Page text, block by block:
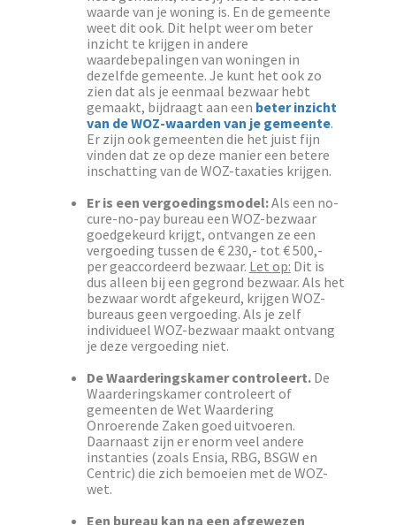
waarde van je woning is. En de gemeente
weet dit ook. Dit helpt weer om beter
inzicht te krijgen in andere
waardebepalingen van woningen in
dezelfde gemeente. Je kunt het ook zo
zien dat als je eenmaal bezwaar hebt
gemaakt, bijdraagt aan een beter inzicht
van de WOZ-waarden van je gemeente.
Er zijn ook gemeenten die het juist fijn
vinden dat ze op deze manier een betere
inschatting van de WOZ-taxaties krijgen.
Er is een vergoedingsmodel:Als een no-
cure-no-pay bureau een WOZ-bezwaar
goedgekeurd krijgt, ontvangen ze een
vergoeding tussen de € 230,- tot € 500,-
per geaccordeerd bezwaar. Let op: Dit is
dus alleen bij een gegrond bezwaar. Als het
bezwaar wordt afgekeurd, krijgen WOZ-
bureaus geen vergoeding. Als je zelf
individueel WOZ-bezwaar maakt ontvang
je deze vergoeding niet.
De Waarderingskamer controleert.De
Waarderingskamer controleert of
gemeenten de Wet Waardering
Onroerende Zaken goed uitvoeren.
Daarnaast zijn er enorm veel andere
instanties (zoals Ensia, RBG, BSGW en
Centric) die zich bemoeien met de WOZ-
wet.
Een bureau kan na een afgewezen